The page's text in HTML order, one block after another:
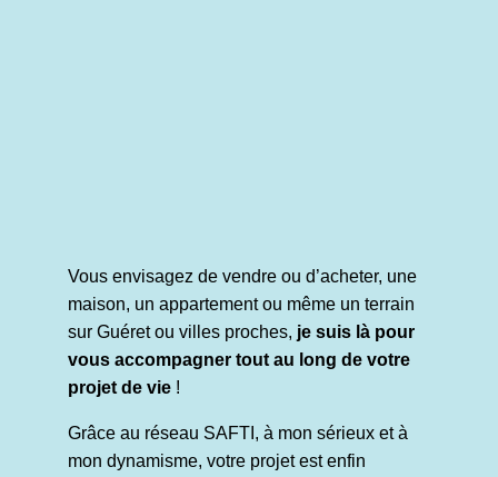
Vous envisagez de vendre ou d’acheter, une
maison, un appartement ou même un terrain
sur Guéret ou villes proches, je suis là pour
vous accompagner tout au long de votre
projet de vie !
Grâce au réseau SAFTI, à mon sérieux et à
mon dynamisme, votre projet est enfin